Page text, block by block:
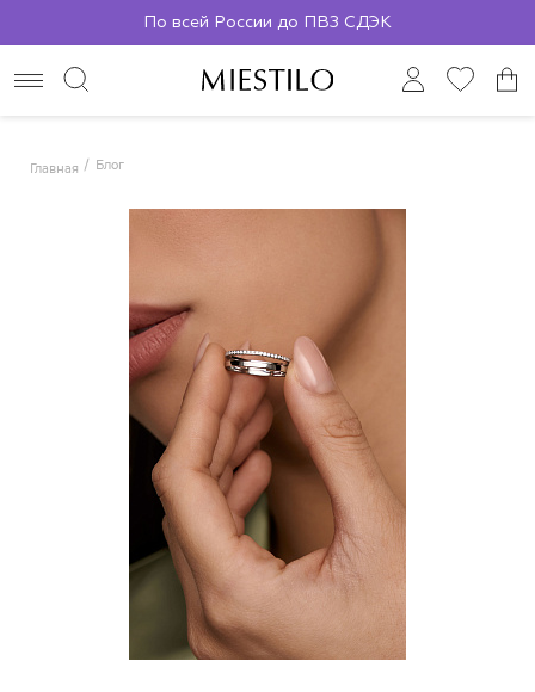
По всей России до ПВЗ СДЭК
Главная Блог